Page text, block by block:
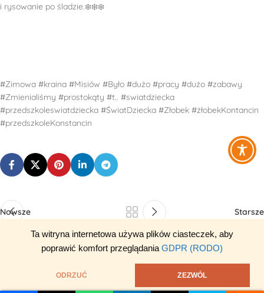
Ta witryna internetowa używa plików ciasteczek, aby
poprawić komfort przeglądania GDPR (RODO)
ODRZUĆ ZEZWÓL
i rysowanie po śladzie.❄️❄️❄️
#Zimowa #kraina #Misiów #Było #dużo #pracy #dużo #zabawy
#Zmienialiśmy #prostokąty #t.. #swiatdziecka
#przedszkoleswiatdziecka #ŚwiatDziecka #Złobek #żłobekKontancin
#przedszkoleKonstancin
Nowsze Starsze